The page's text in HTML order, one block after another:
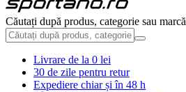
Căutați după produs, categorie sau marcă
Livrare de la 0 lei
30 de zile pentru retur
Expediere chiar și în 48 h